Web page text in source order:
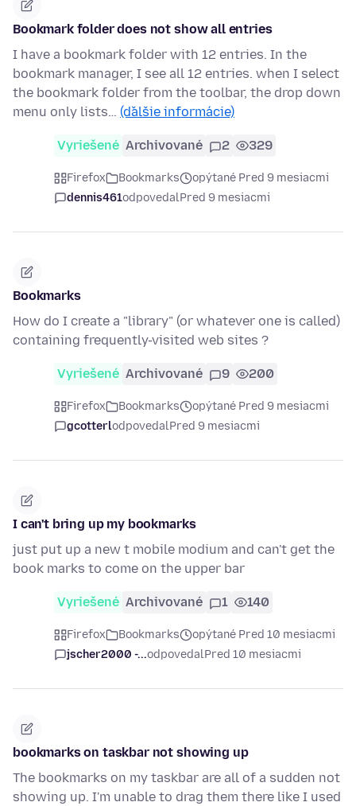
Bookmark folder does not show all entries
I have a bookmark folder with 12 entries. In the
bookmark manager, I see all 12 entries. when I select
the bookmark folder from the toolbar, the drop down
menu only lists… (ďalšie informácie)
Vyriešené Archivované 2 329
Firefox Bookmarks
opýtané Pred 9 mesiacmi
dennis461odpovedalPred 9 mesiacmi
Bookmarks
How do I create a "library" (or whatever one is called)
containing frequently-visited web sites ?
Vyriešené Archivované 9 200
Firefox Bookmarks
opýtané Pred 9 mesiacmi
gcotterlodpovedalPred 9 mesiacmi
I can't bring up my bookmarks
just put up a new t mobile modium and can't get the
book marks to come on the upper bar
Vyriešené Archivované 1 140
Firefox Bookmarks
opýtané Pred 10 mesiacmi
jscher2000 -...odpovedalPred 10 mesiacmi
bookmarks on taskbar not showing up
The bookmarks on my taskbar are all of a sudden not
showing up. I'm unable to drag them there like I used